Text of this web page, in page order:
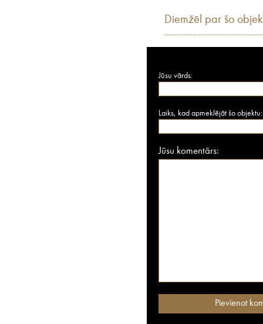
Diemžēl par šo
Jūsu vārds:
Laiks, kad apmeklējāt šo objektu:
Jūsu komentārs: